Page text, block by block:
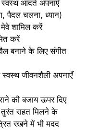
स्वस्थ आदतें अपनाएँ
पैदल चलना, ध्यान)
शामिल करें
करें
बनाने के लिए संगीत
जीवनशैली अपनाएँ
की बजाय ऊपर दिए
राहत मिलने के
रखने में भी मदद